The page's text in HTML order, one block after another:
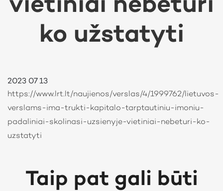
vietiniai nebeturi
ko užstatyti
2023 07 13
https://www.lrt.lt/naujienos/verslas/4/1999762/lietuvos-
verslams-ima-trukti-kapitalo-tarptautiniu-imoniu-
padaliniai-skolinasi-uzsienyje-vietiniai-nebeturi-ko-
uzstatyti
Taip pat gali būti